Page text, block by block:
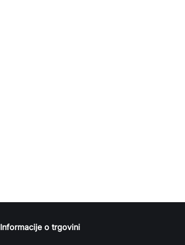
Informacije o trgovini